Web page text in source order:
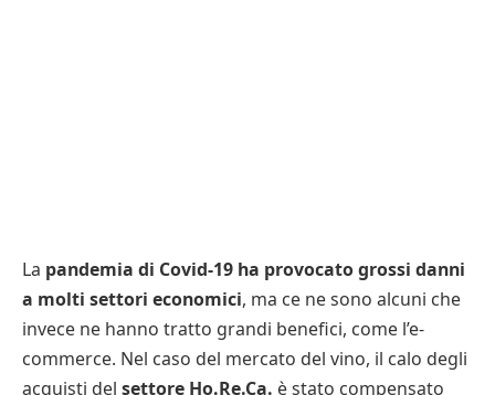
La pandemia di Covid-19 ha provocato grossi danni
a molti settori economici, ma ce ne sono alcuni che
invece ne hanno tratto grandi benefici, come l’e-
commerce. Nel caso del mercato del vino, il calo degli
acquisti del settore Ho.Re.Ca. è stato compensato